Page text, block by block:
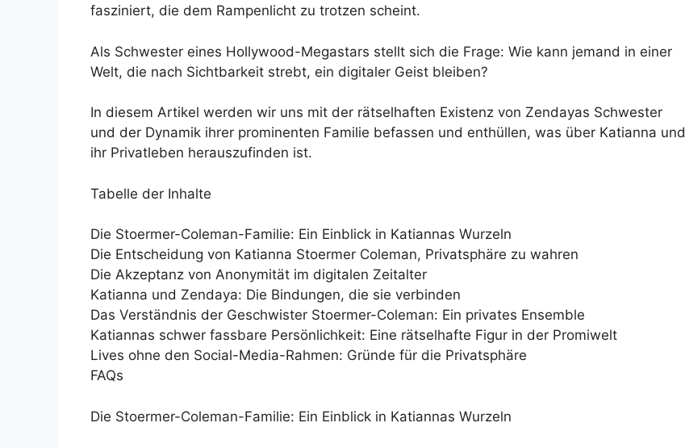
fasziniert, die dem Rampenlicht zu trotzen scheint.
Als Schwester eines Hollywood-Megastars stellt sich die Frage: Wie kann jemand in einer
Welt, die nach Sichtbarkeit strebt, ein digitaler Geist bleiben?
In diesem Artikel werden wir uns mit der rätselhaften Existenz von Zendayas Schwester
und der Dynamik ihrer prominenten Familie befassen und enthüllen, was über Katianna und
ihr Privatleben herauszufinden ist.
Tabelle der Inhalte
Die Stoermer-Coleman-Familie: Ein Einblick in Katiannas Wurzeln
Die Entscheidung von Katianna Stoermer Coleman, Privatsphäre zu wahren
Die Akzeptanz von Anonymität im digitalen Zeitalter
Katianna und Zendaya: Die Bindungen, die sie verbinden
Das Verständnis der Geschwister Stoermer-Coleman: Ein privates Ensemble
Katiannas schwer fassbare Persönlichkeit: Eine rätselhafte Figur in der Promiwelt
Lives ohne den Social-Media-Rahmen: Gründe für die Privatsphäre
FAQs
Die Stoermer-Coleman-Familie: Ein Einblick in Katiannas Wurzeln